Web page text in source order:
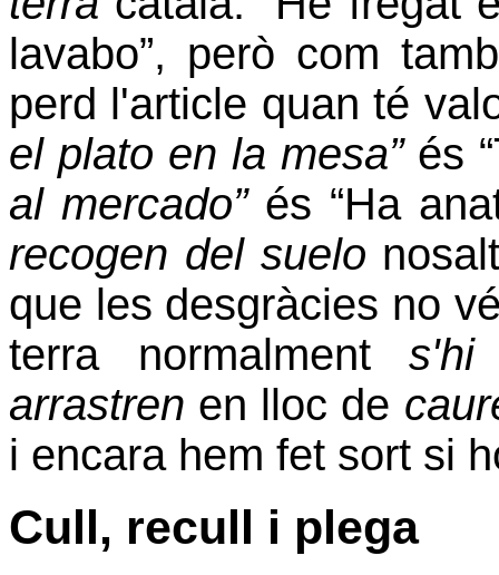
lavabo”, però com
perd l'article quan té
el plato en la mesa”és
al mercado”és “Ha
recogen del suelo
que les desgràcies no
terra normalment
arrastren en lloc de
i encara hem fet sort si
Cull, recull i plega